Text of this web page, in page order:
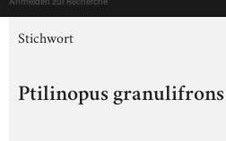
Stichwort
Ptilinopus granulifrons